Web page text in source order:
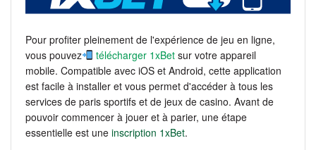
Pour profiter pleinement de l'expérience de jeu en ligne,
vous pouvez
télécharger 1xBet sur votre appareil
mobile. Compatible avec iOS et Android, cette application
est facile à installer et vous permet d'accéder à tous les
services de paris sportifs et de jeux de casino. Avant de
pouvoir commencer à jouer et à parier, une étape
essentielle est une inscription 1xBet.